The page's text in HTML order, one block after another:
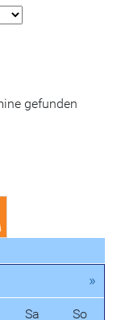
gefunden
»
Sa So